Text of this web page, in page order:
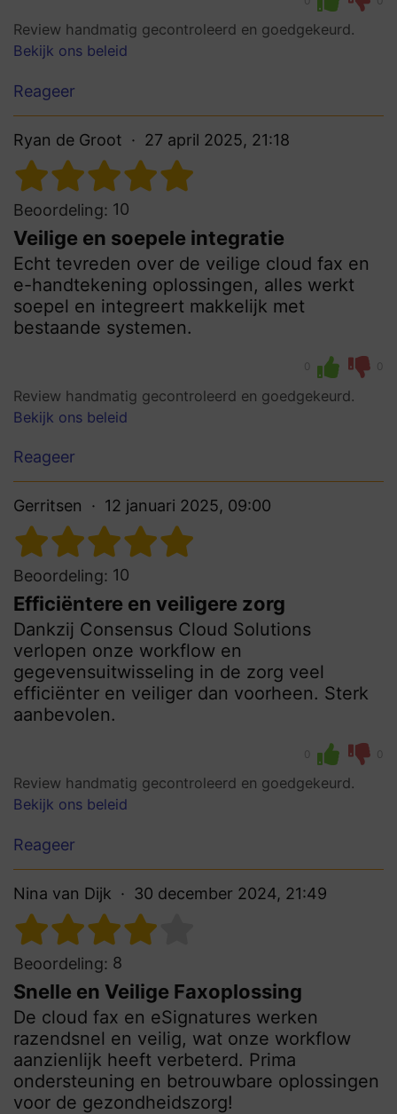
Review handmatig gecontroleerd en goedgekeurd.
Bekijk ons beleid
Reageer
Ryan de Groot 27 april 2025, 21:18
Beoordeling: 10
Veilige en soepele integratie
Echt tevreden over de veilige cloud fax en
e-handtekening oplossingen, alles werkt
soepel en integreert makkelijk met
bestaande systemen.
0 0
Review handmatig gecontroleerd en goedgekeurd.
Bekijk ons beleid
Reageer
Gerritsen 12 januari 2025, 09:00
Beoordeling: 10
Efficiëntere en veiligere zorg
Dankzij Consensus Cloud Solutions
verlopen onze workflow en
gegevensuitwisseling in de zorg veel
efficiënter en veiliger dan voorheen. Sterk
aanbevolen.
0 0
Review handmatig gecontroleerd en goedgekeurd.
Bekijk ons beleid
Reageer
Nina van Dijk 30 december 2024, 21:49
Beoordeling: 8
Snelle en Veilige Faxoplossing
De cloud fax en eSignatures werken
razendsnel en veilig, wat onze workflow
aanzienlijk heeft verbeterd. Prima
ondersteuning en betrouwbare oplossingen
voor de gezondheidszorg!